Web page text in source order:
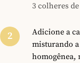
3 colheres
Adicione a
misturando a
homogênea,